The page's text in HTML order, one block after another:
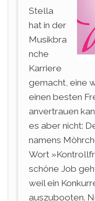
Stella
hat in der
Musikbra
nche
Karriere
gemacht, eine
einen besten
anvertrauen
es aber nicht:
namens
Wort
schöne Job
weil ein
auszubooten.